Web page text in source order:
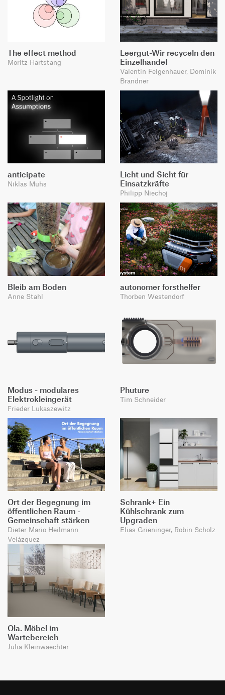
The effect method
Moritz Hartstang
Leergut-Wir recyceln den
Einzelhandel
Valentin Felgenhauer, Dominik
Brandner
anticipate
Niklas Muhs
Licht und Sicht für
Einsatzkräfte
Philipp Niechoj
Bleib am Boden
Anne Stahl
autonomer forsthelfer
Thorben Westendorf
Modus - modulares
Elektrokleingerät
Frieder Lukaszewitz
Phuture
Tim Schneider
Ort der Begegnung im
öffentlichen Raum -
Gemeinschaft stärken
Dieter Mario Heilmann
Velázquez
Schrank+ Ein
Kühlschrank zum
Upgraden
Elias Grieninger, Robin Scholz
Ola. Möbel im
Wartebereich
Julia Kleinwaechter